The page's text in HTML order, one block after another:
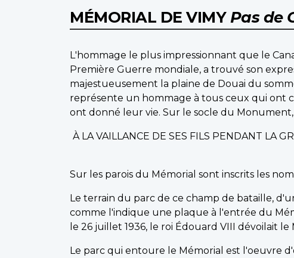
MÉMORIAL DE VIMY Pas de
L'hommage le plus impressionnant que le
Première Guerre mondiale, a trouvé son
majestueusement la plaine de Douai du
représente un hommage à tous ceux qui ont
ont donné leur vie. Sur le socle du Monument,
À LA VAILLANCE DE SES FILS PENDANT LA
Sur les parois du Mémorial sont inscrits les
Le terrain du parc de ce champ de bataille,
comme l'indique une plaque à l'entrée du
le 26 juillet 1936, le roi Édouard VIII dévoilait le
Le parc qui entoure le Mémorial est l'oeuvre